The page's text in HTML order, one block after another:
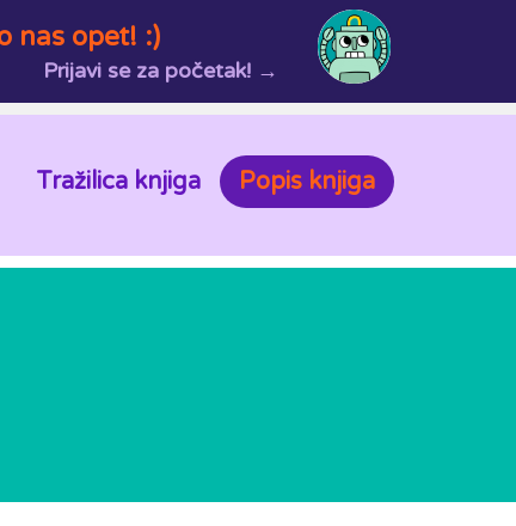
nas opet! :)
Prijavi se za početak! →
Tražilica knjiga Popis knjiga